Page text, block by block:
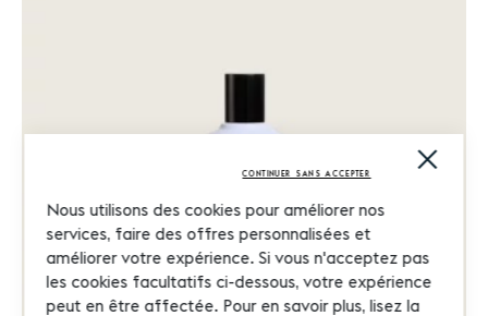
Close
Nous utilisons des cookies pour améliorer nos
services, faire des offres personnalisées et
améliorer votre expérience. Si vous n'acceptez pas
les cookies facultatifs ci-dessous, votre expérience
peut en être affectée. Pour en savoir plus, lisez la
CONTINUER SANS ACCEPTER